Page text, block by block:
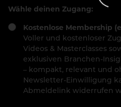
Wähle deinen Zugang:
Kostenlose Membership
Voller und kostenloser
Videos & Masterclasses
exklusiven Branchen-
– kompakt, relevant und
Newsletter-Einwilligung
Abmeldelink widerrufen